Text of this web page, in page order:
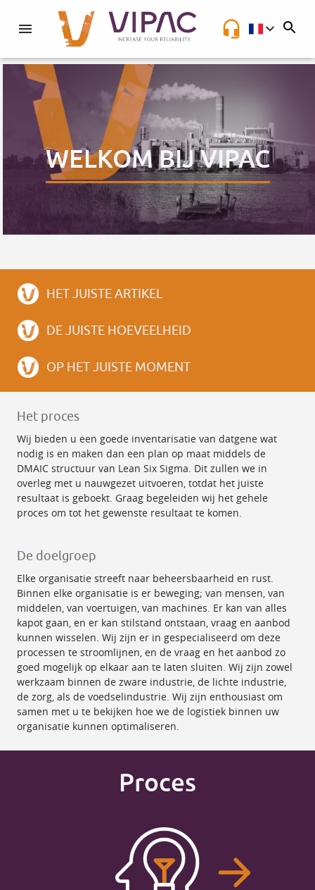
WELKOM BIJ VIPAC
HET JUISTE ARTIKEL
DE JUISTE HOEVEELHEID
OP HET JUISTE MOMENT
Het proces
Wij bieden u een goede inventarisatie van datgene wat
nodig is en maken dan een plan op maat middels de
DMAIC structuur van Lean Six Sigma. Dit zullen we in
overleg met u nauwgezet uitvoeren, totdat het juiste
resultaat is geboekt. Graag begeleiden wij het gehele
proces om tot het gewenste resultaat te komen.
De doelgroep
Elke organisatie streeft naar beheersbaarheid en rust.
Binnen elke organisatie is er beweging; van mensen, van
middelen, van voertuigen, van machines. Er kan van alles
kapot gaan, en er kan stilstand ontstaan, vraag en aanbod
kunnen wisselen. Wij zijn er in gespecialiseerd om deze
processen te stroomlijnen, en de vraag en het aanbod zo
goed mogelijk op elkaar aan te laten sluiten. Wij zijn zowel
werkzaam binnen de zware industrie, de lichte industrie,
de zorg, als de voedselindustrie. Wij zijn enthousiast om
samen met u te bekijken hoe we de logistiek binnen uw
organisatie kunnen optimaliseren.
Proces